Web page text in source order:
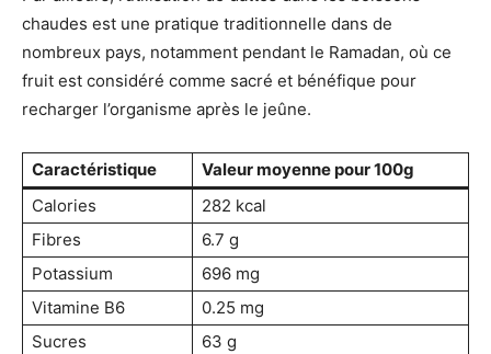
chaudes est une pratique traditionnelle dans de
nombreux pays, notamment pendant le Ramadan, où ce
fruit est considéré comme sacré et bénéfique pour
recharger l’organisme après le jeûne.
Caractéristique
Valeur moyenne pour 100g
Calories
282 kcal
Fibres
6.7 g
Potassium
696 mg
Vitamine B6
0.25 mg
Sucres
63 g